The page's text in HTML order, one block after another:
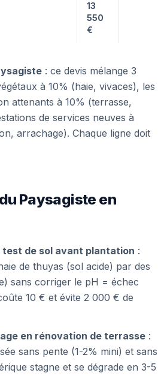
13
550
€
: ce devis mélange 3
à 10% (haie, vivaces), les
attenants à 10% (terrasse,
de services neuves à
arrachage). Chaque ligne doit
Paysagiste en
test de sol avant plantation :
de thuyas (sol acide) par des
sans corriger le pH = échec
10 € et évite 2 000 € de
en rénovation de terrasse :
sans pente (1-2% mini) et sans
stagne et se dégrade en 3-5